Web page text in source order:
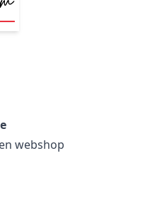
webshop